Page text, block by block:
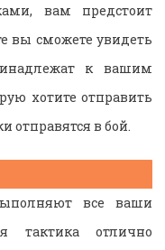
вам предстоит
вы сможете увидеть
к вашим
хотите отправить
в бой.
все ваши
тактика отлично